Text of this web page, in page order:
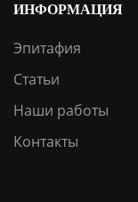
ИНФОРМАЦИЯ
Эпитафия
Статьи
Наши работы
Контакты